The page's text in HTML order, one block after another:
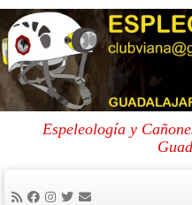
Skip
Espeleología y
Portada» Archivo de 30/10/2024
Archivo por